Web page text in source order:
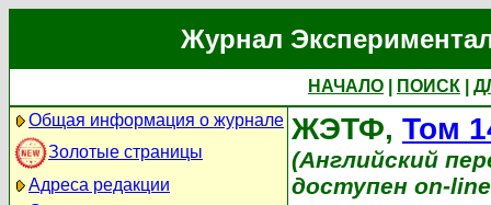
Журнал
НАЧАЛО ПОИСК
Общая информация о журнале
Золотые страницы
Адреса редакции
ЖЭТФ, Том
(Английский
доступен on-